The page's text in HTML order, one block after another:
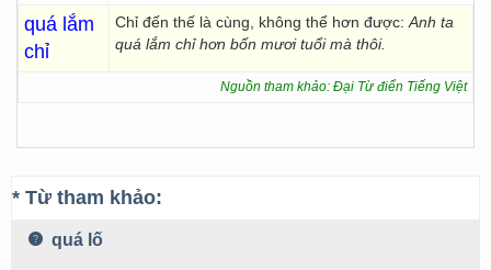
quá lắm
chỉ
Chỉ đến thế là cùng, không thể hơn được: Anh ta
quá lắm chỉ hơn bốn mươi tuổi mà thôi.
Nguồn tham khảo: Đại Từ điển Tiếng Việt
* Từ tham khảo:
quá lố